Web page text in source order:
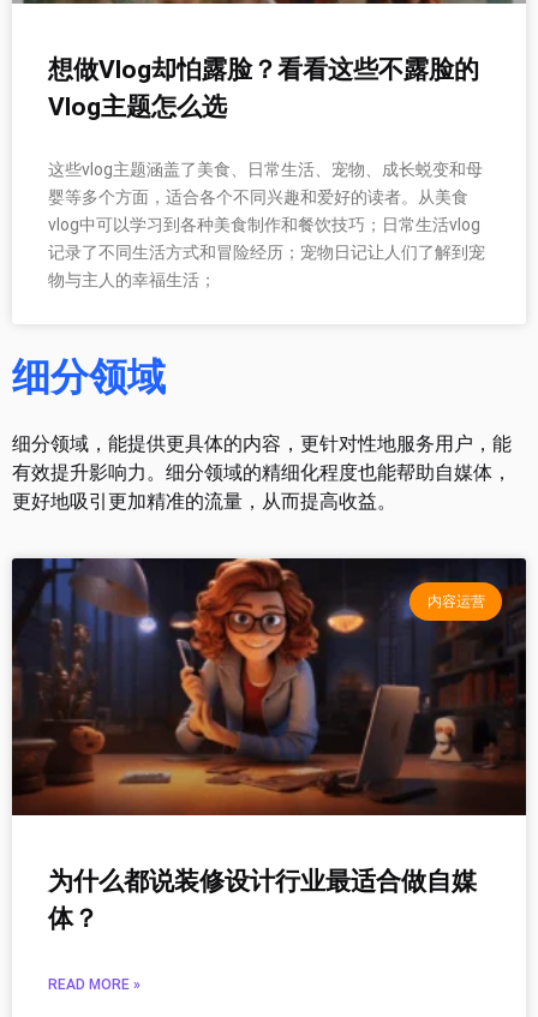
想做Vlog却怕露脸？看看这些不露脸的
Vlog主题怎么选
这些vlog主题涵盖了美食、日常生活、宠物、成长蜕变和母
婴等多个方面，适合各个不同兴趣和爱好的读者。从美食
vlog中可以学习到各种美食制作和餐饮技巧；日常生活vlog
记录了不同生活方式和冒险经历；宠物日记让人们了解到宠
物与主人的幸福生活；
细分领域
细分领域，能提供更具体的内容，更针对性地服务用户，能
有效提升影响力。细分领域的精细化程度也能帮助自媒体，
更好地吸引更加精准的流量，从而提高收益。
内容运营
为什么都说装修设计行业最适合做自媒
体？
READ MORE »